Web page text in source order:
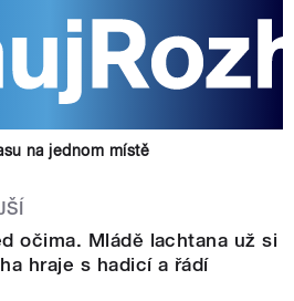
na jednom místě
očima. Mládě lachtana už si
hraje s hadicí a řádí